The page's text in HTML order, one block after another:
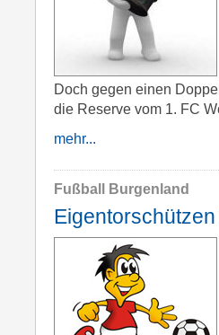
Doch gegen einen
die Reserve vom 1. FC
mehr...
Fußball Burgenland